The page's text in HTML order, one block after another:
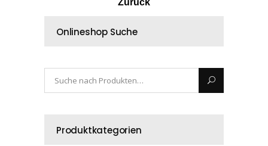
Onlineshop Suche
Produktkategorien